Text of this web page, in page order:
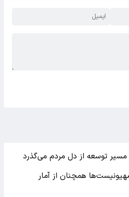
مسیر توسعه از دل مردم می‌گذرد
همچنان از آمار